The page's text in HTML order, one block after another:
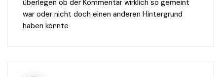
überlegen ob der Kommentar wirklich so gemeint
war oder nicht doch einen anderen Hintergrund
haben könnte